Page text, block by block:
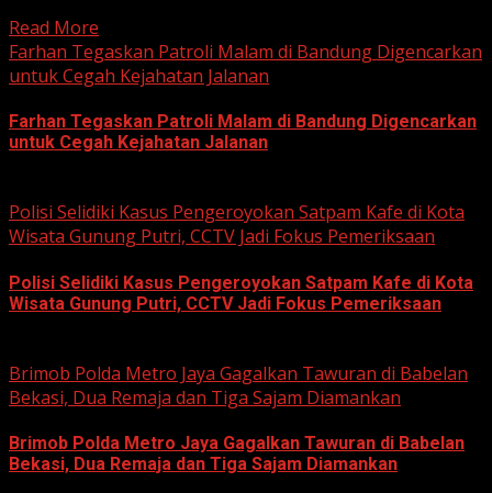
Read More
Farhan Tegaskan Patroli Malam di Bandung Digencarkan
untuk Cegah Kejahatan Jalanan
Farhan Tegaskan Patroli Malam di Bandung Digencarkan
untuk Cegah Kejahatan Jalanan
Polisi Selidiki Kasus Pengeroyokan Satpam Kafe di Kota
Wisata Gunung Putri, CCTV Jadi Fokus Pemeriksaan
Polisi Selidiki Kasus Pengeroyokan Satpam Kafe di Kota
Wisata Gunung Putri, CCTV Jadi Fokus Pemeriksaan
Brimob Polda Metro Jaya Gagalkan Tawuran di Babelan
Bekasi, Dua Remaja dan Tiga Sajam Diamankan
Brimob Polda Metro Jaya Gagalkan Tawuran di Babelan
Bekasi, Dua Remaja dan Tiga Sajam Diamankan